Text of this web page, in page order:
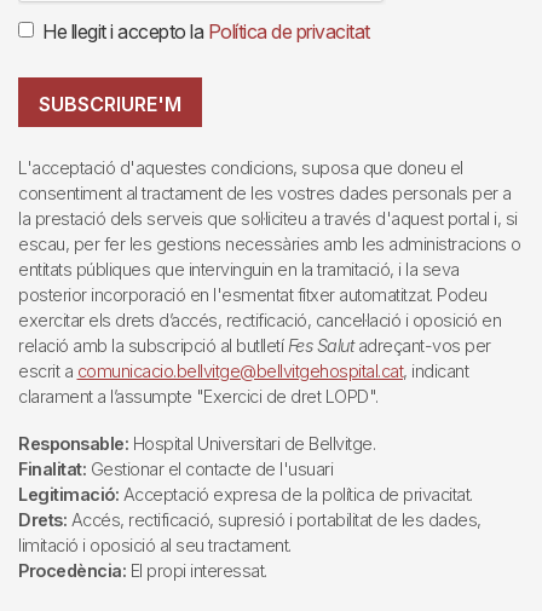
He llegit i accepto la Política de privacitat
SUBSCRIURE'M
L'acceptació d'aquestes condicions, suposa que doneu el
consentiment al tractament de les vostres dades personals per a
la prestació dels serveis que sol·liciteu a través d'aquest portal i, si
escau, per fer les gestions necessàries amb les administracions o
entitats públiques que intervinguin en la tramitació, i la seva
posterior incorporació en l'esmentat fitxer automatitzat. Podeu
exercitar els drets d’accés, rectificació, cancel·lació i oposició en
relació amb la subscripció al butlletí Fes Salutadreçant-vos per
escrit a comunicacio.bellvitge@bellvitgehospital.cat, indicant
clarament a l’assumpte "Exercici de dret LOPD".
Responsable: Hospital Universitari de Bellvitge.
Finalitat: Gestionar el contacte de l'usuari
Legitimació: Acceptació expresa de la política de privacitat.
Drets: Accés, rectificació, supresió i portabilitat de les dades,
limitació i oposició al seu tractament.
Procedència: El propi interessat.